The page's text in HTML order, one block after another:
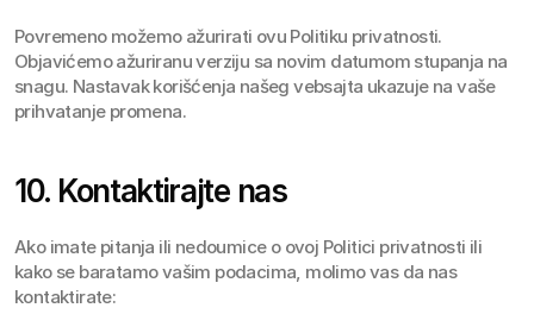
Povremeno možemo ažurirati ovu Politiku privatnosti.
Objavićemo ažuriranu verziju sa novim datumom stupanja na
snagu. Nastavak korišćenja našeg vebsajta ukazuje na vaše
prihvatanje promena.
10. Kontaktirajte nas
Ako imate pitanja ili nedoumice o ovoj Politici privatnosti ili
kako se baratamo vašim podacima, molimo vas da nas
kontaktirate: